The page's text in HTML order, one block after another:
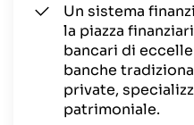
Un sistema
la piazza
bancari di
banche
private,
patrimoniale.